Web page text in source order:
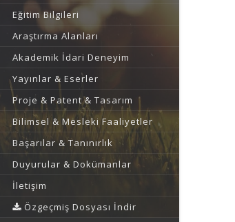
Eğitim Bilgileri
Araştırma Alanları
Akademik İdari Deneyim
Yayınlar & Eserler
Proje & Patent & Tasarım
Bilimsel & Mesleki Faaliyetler
Başarılar & Tanınırlık
Duyurular & Dokümanlar
İletişim
Özgeçmiş Dosyası İndir